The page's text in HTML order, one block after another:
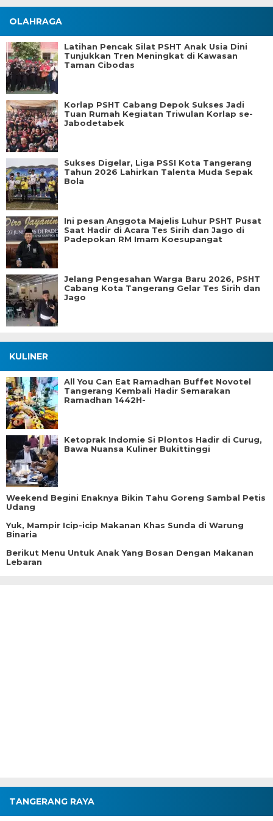
OLAHRAGA
Latihan Pencak Silat PSHT Anak Usia Dini
Tunjukkan Tren Meningkat di Kawasan
Taman Cibodas
Korlap PSHT Cabang Depok Sukses Jadi
Tuan Rumah Kegiatan Triwulan Korlap se-
Jabodetabek
Sukses Digelar, Liga PSSI Kota Tangerang
Tahun 2026 Lahirkan Talenta Muda Sepak
Bola
Ini pesan Anggota Majelis Luhur PSHT Pusat
Saat Hadir di Acara Tes Sirih dan Jago di
Padepokan RM Imam Koesupangat
Jelang Pengesahan Warga Baru 2026, PSHT
Cabang Kota Tangerang Gelar Tes Sirih dan
Jago
KULINER
All You Can Eat Ramadhan Buffet Novotel
Tangerang Kembali Hadir Semarakan
Ramadhan 1442H-
Ketoprak Indomie Si Plontos Hadir di Curug,
Bawa Nuansa Kuliner Bukittinggi
Weekend Begini Enaknya Bikin Tahu Goreng Sambal Petis
Udang
Yuk, Mampir Icip-icip Makanan Khas Sunda di Warung
Binaria
Berikut Menu Untuk Anak Yang Bosan Dengan Makanan
Lebaran
TANGERANG RAYA